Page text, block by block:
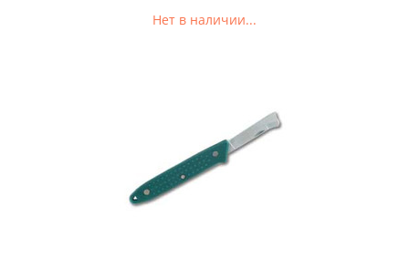
Нет в наличии...